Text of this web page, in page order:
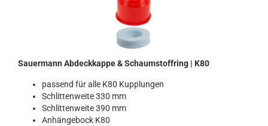
Sauer­mann Ab­deck­kap­pe & Schaum­stoff­ring | K80
pas­send für alle K80 Kupp­lun­gen
Schlit­ten­wei­te 330 mm
Schlit­ten­wei­te 390 mm
An­hän­ge­bock K80